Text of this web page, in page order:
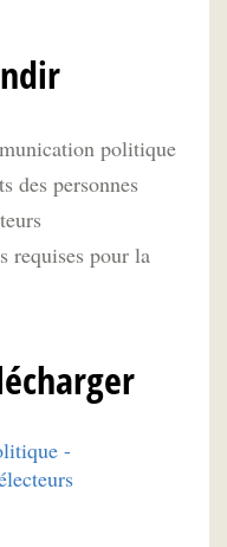
politique
des personnes
requises pour la
-